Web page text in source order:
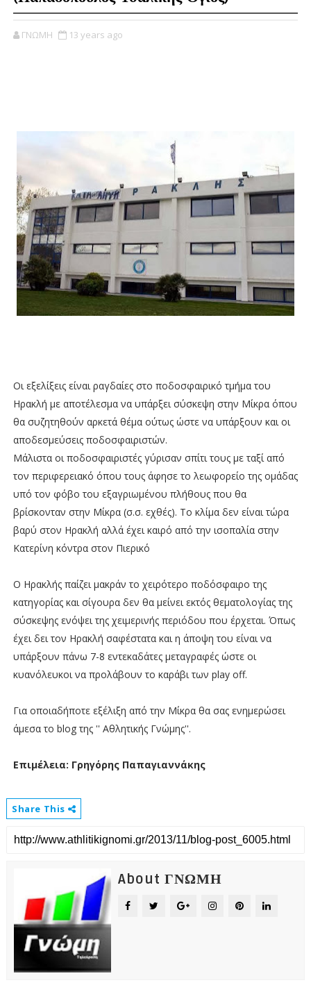
ΓΝΩΜΗ 13 years ago
Οι εξελίξεις είναι ραγδαίες στο ποδοσφαιρικό τμήμα του
Ηρακλή με αποτέλεσμα να υπάρξει σύσκεψη στην Μίκρα όπου
θα συζητηθούν αρκετά θέμα ούτως ώστε να υπάρξουν και οι
αποδεσμεύσεις ποδοσφαιριστών.
Μάλιστα οι ποδοσφαιριστές γύρισαν σπίτι τους με ταξί από
τον περιφερειακό όπου τους άφησε το λεωφορείο της ομάδας
υπό τον φόβο του εξαγριωμένου πλήθους που θα
βρίσκονταν στην Μίκρα (σ.σ. εχθές). Το κλίμα δεν είναι τώρα
βαρύ στον Ηρακλή αλλά έχει καιρό από την ισοπαλία στην
Κατερίνη κόντρα στον Πιερικό
Ο Ηρακλής παίζει μακράν το χειρότερο ποδόσφαιρο της
κατηγορίας και σίγουρα δεν θα μείνει εκτός θεματολογίας της
σύσκεψης ενόψει της χειμερινής περιόδου που έρχεται. Όπως
έχει δει τον Ηρακλή σαφέστατα και η άποψη του είναι να
υπάρξουν πάνω 7-8 εντεκαδάτες μεταγραφές ώστε οι
κυανόλευκοι να προλάβουν το καράβι των play off.
Για οποιαδήποτε εξέλιξη από την Μίκρα θα σας ενημερώσει
άμεσα το blog της '' Αθλητικής Γνώμης''.
Επιμέλεια: Γρηγόρης Παπαγιαννάκης
Share This
About ΓΝΩΜΗ